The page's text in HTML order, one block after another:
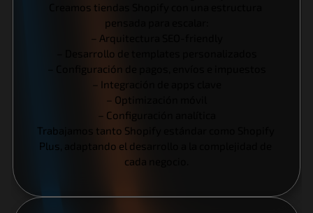
Creamos tiendas Shopify con una estructura
pensada para escalar:
– Arquitectura SEO-friendly
– Desarrollo de templates personalizados
– Configuración de pagos, envíos e impuestos
– Integración de apps clave
– Optimización móvil
– Configuración analítica
Trabajamos tanto Shopify estándar como Shopify
Plus, adaptando el desarrollo a la complejidad de
cada negocio.